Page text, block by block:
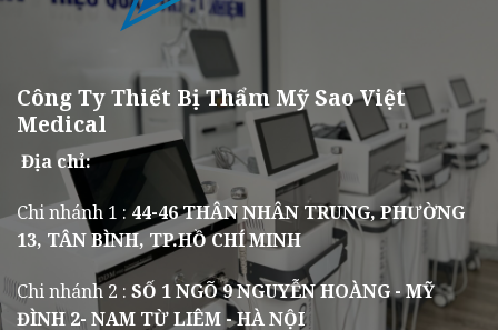
Công Ty Thiết Bị Thẩm Mỹ Sao Việt
Medical
Địa chỉ:
Chi nhánh 1 : 44-46 THÂN NHÂN TRUNG, PHƯỜNG
13, TÂN BÌNH, TP.HỒ CHÍ MINH
Chi nhánh 2 : SỐ 1 NGÕ 9 NGUYỄN HOÀNG - MỸ
ĐÌNH 2- NAM TỪ LIÊM - HÀ NỘI